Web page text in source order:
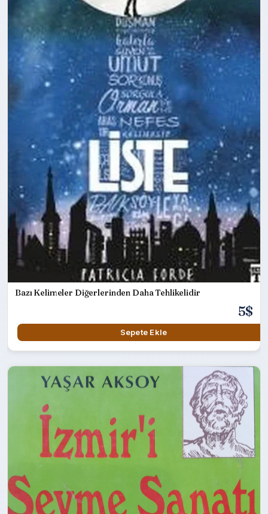
Bazı Kelimeler Diğerlerinden Daha Tehlikelidir
5$
Sepete Ekle